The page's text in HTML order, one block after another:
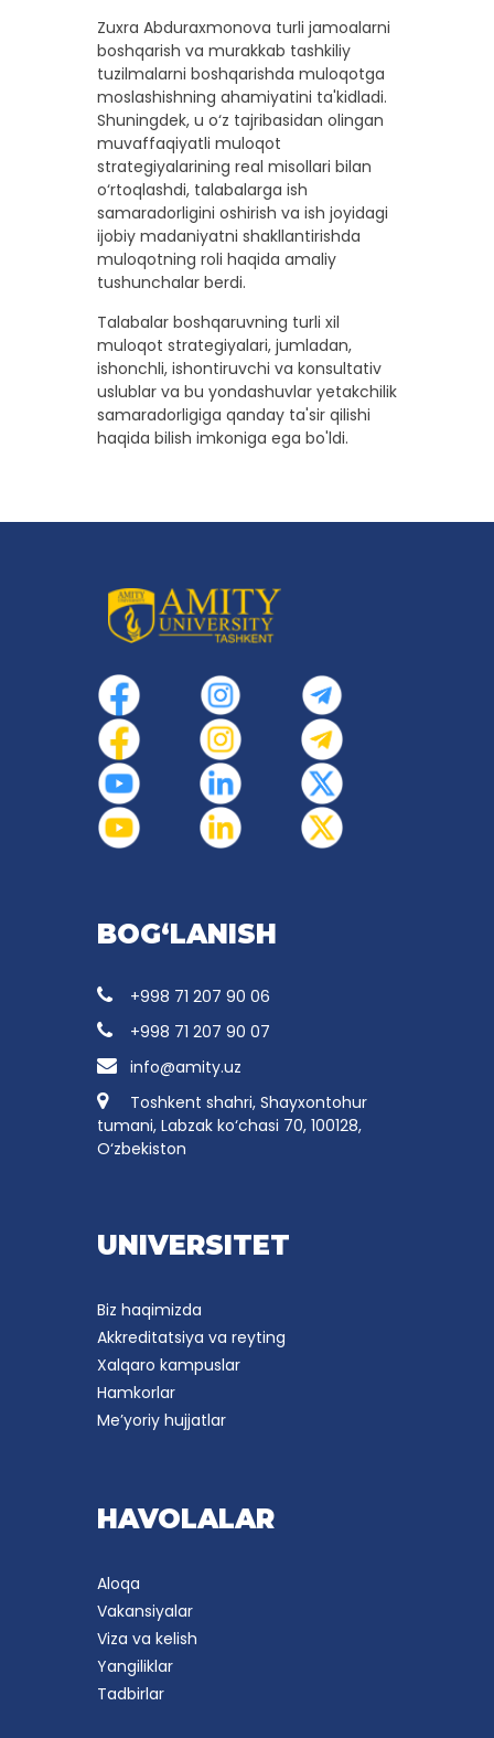
Zuxra Abduraxmonova turli jamoalarni
boshqarish va murakkab tashkiliy
tuzilmalarni boshqarishda muloqotga
moslashishning ahamiyatini ta'kidladi.
Shuningdek, u o‘z tajribasidan olingan
muvaffaqiyatli muloqot
strategiyalarining real misollari bilan
o‘rtoqlashdi, talabalarga ish
samaradorligini oshirish va ish joyidagi
ijobiy madaniyatni shakllantirishda
muloqotning roli haqida amaliy
tushunchalar berdi.
Talabalar boshqaruvning turli xil
muloqot strategiyalari, jumladan,
ishonchli, ishontiruvchi va konsultativ
uslublar va bu yondashuvlar yetakchilik
samaradorligiga qanday ta'sir qilishi
haqida bilish imkoniga ega bo'ldi.
BOG‘LANISH
+998 71 207 90 06
+998 71 207 90 07
info@amity.uz
Toshkent shahri, Shayxontohur
tumani, Labzak ko‘chasi 70, 100128,
O‘zbekiston
UNIVERSITET
Biz haqimizda
Akkreditatsiya va reyting
Xalqaro kampuslar
Hamkorlar
Me’yoriy hujjatlar
HAVOLALAR
Aloqa
Vakansiyalar
Viza va kelish
Yangiliklar
Tadbirlar